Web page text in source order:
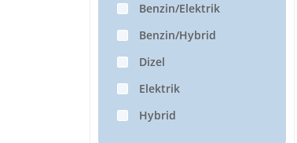
Benzin/Elektrik
Benzin/Hybrid
Dizel
Elektrik
Hybrid